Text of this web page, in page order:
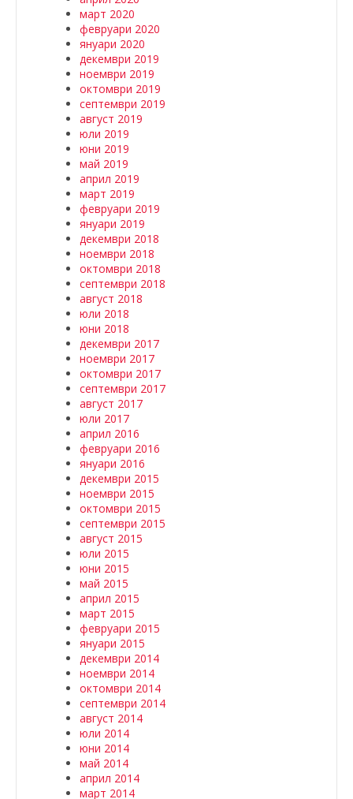
март 2020
февруари 2020
януари 2020
декември 2019
ноември 2019
октомври 2019
септември 2019
август 2019
юли 2019
юни 2019
май 2019
април 2019
март 2019
февруари 2019
януари 2019
декември 2018
ноември 2018
октомври 2018
септември 2018
август 2018
юли 2018
юни 2018
декември 2017
ноември 2017
октомври 2017
септември 2017
август 2017
юли 2017
април 2016
февруари 2016
януари 2016
декември 2015
ноември 2015
октомври 2015
септември 2015
август 2015
юли 2015
юни 2015
май 2015
април 2015
март 2015
февруари 2015
януари 2015
декември 2014
ноември 2014
октомври 2014
септември 2014
август 2014
юли 2014
юни 2014
май 2014
април 2014
март 2014